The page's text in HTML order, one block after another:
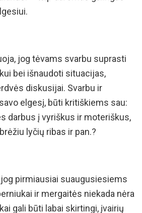
jog tėvams svarbu suprasti
bei išnaudoti situacijas,
diskusijai. Svarbu ir
elgesį, būti kritiškiems sau:
darbus į vyriškus ir moteriškus,
lyčių ribas ir pan.?
jog pirmiausiai suaugusiesiems
ir mergaitės niekada nėra
gali būti labai skirtingi, įvairių